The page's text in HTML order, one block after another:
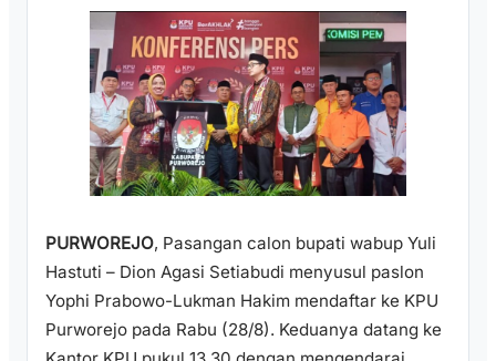
PURWOREJO, Pasangan calon bupati wabup Yuli
Hastuti – Dion Agasi Setiabudi menyusul paslon
Yophi Prabowo-Lukman Hakim mendaftar ke KPU
Purworejo pada Rabu (28/8). Keduanya datang ke